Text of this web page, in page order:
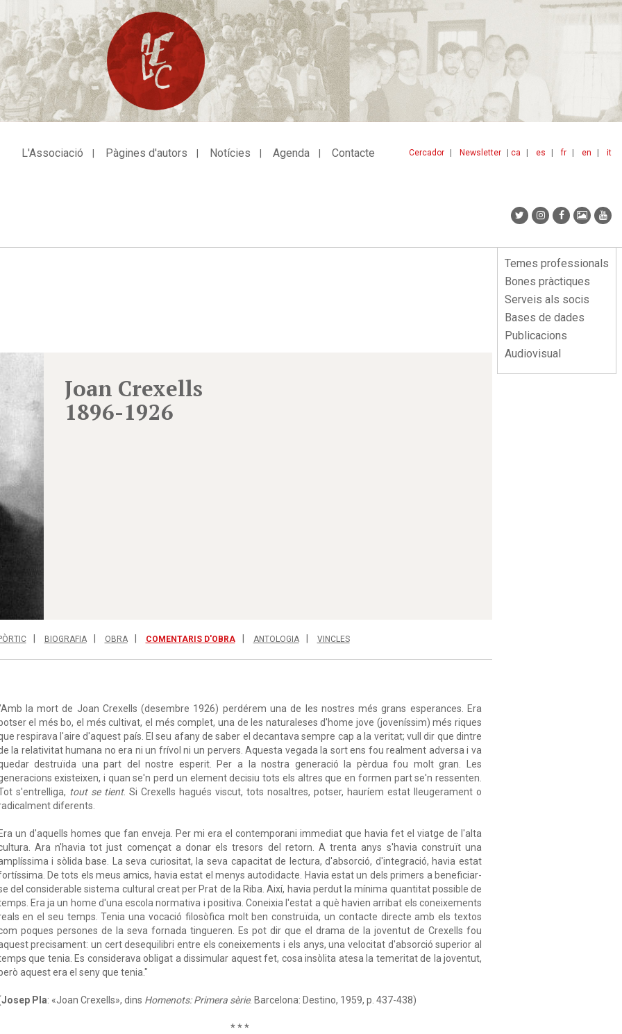
ca es fr en it
Cercador Newsletter
L'Associació Pàgines d'autors Notícies Agenda Contacte
Menu
lateral
Temes professionals
Bones pràctiques
Serveis als socis
Bases de dades
Publicacions
Audiovisual
Joan Crexells
1896-1926
BIOGRAFIA OBRA COMENTARIS D'OBRA ANTOLOGIA VINCLES
la mort de Joan Crexells (desembre 1926) perdérem una de les nostres més grans esperances. Era
el més bo, el més cultivat, el més complet, una de les naturaleses d'home jove (joveníssim) més riques
respirava l'aire d'aquest país. El seu afany de saber el decantava sempre cap a la veritat; vull dir que dintre
la relativitat humana no era ni un frívol ni un pervers. Aquesta vegada la sort ens fou realment adversa i va
destruïda una part del nostre esperit. Per a la nostra generació la pèrdua fou molt gran. Les
existeixen, i quan se'n perd un element decisiu tots els altres que en formen part se'n ressenten.
s'entrelliga, tout se tient. Si Crexells hagués viscut, tots nosaltres, potser, hauríem estat lleugerament o
diferents.
un d'aquells homes que fan enveja. Per mi era el contemporani immediat que havia fet el viatge de l'alta
Ara n'havia tot just començat a donar els tresors del retorn. A trenta anys s'havia construït una
i sòlida base. La seva curiositat, la seva capacitat de lectura, d'absorció, d'integració, havia estat
De tots els meus amics, havia estat el menys autodidacte. Havia estat un dels primers a beneficiar-
del considerable sistema cultural creat per Prat de la Riba. Així, havia perdut la mínima quantitat possible de
Era ja un home d'una escola normativa i positiva. Coneixia l'estat a què havien arribat els coneixements
en el seu temps. Tenia una vocació filosòfica molt ben construïda, un contacte directe amb els textos
poques persones de la seva fornada tingueren. Es pot dir que el drama de la joventut de Crexells fou
precisament: un cert desequilibri entre els coneixements i els anys, una velocitat d'absorció superior al
que tenia. Es considerava obligat a dissimular aquest fet, cosa insòlita atesa la temeritat de la joventut,
aquest era el seny que tenia."
Josep Pla: «Joan Crexells», dins Homenots: Primera sèrie. Barcelona: Destino, 1959, p. 437-438)
* * *